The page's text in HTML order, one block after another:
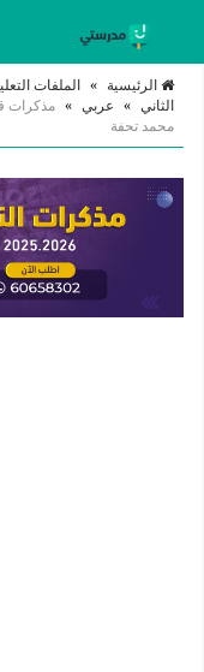
الرئيسية » الملفات
الثاني » عربي » مذكرات
محمد تحفة